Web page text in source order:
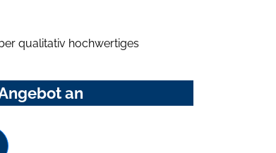
qualitativ hochwertiges
an